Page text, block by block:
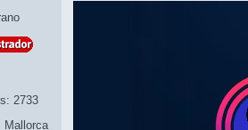
2733
Mallorca